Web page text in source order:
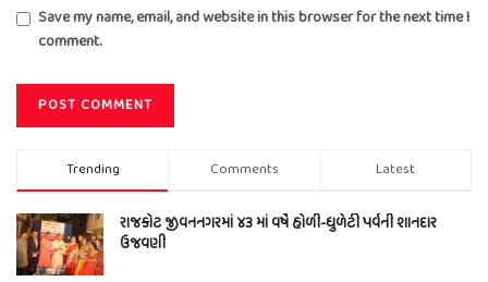
Save my name, email, and website in this browser for the next time I
comment.
Trending Comments Latest
રાજકોટ જીવનનગરમાં ૪૩ માં વર્ષે હોળી-ધુળેટી પર્વની શાનદાર
ઉજવણી